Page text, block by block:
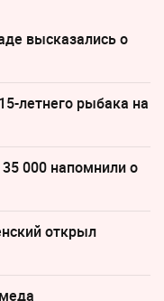
высказались о
летнего рыбака на
000 напомнили о
открыл